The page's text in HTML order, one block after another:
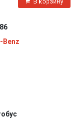
Benz